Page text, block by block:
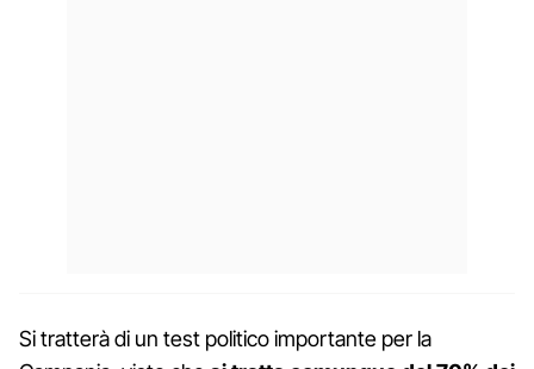
Si tratterà di un test politico importante per la